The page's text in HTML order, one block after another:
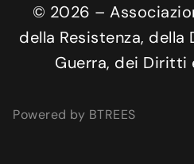
© 2026 –
della Resistenza,
Guerra, dei Diritti
Powered by BTREES